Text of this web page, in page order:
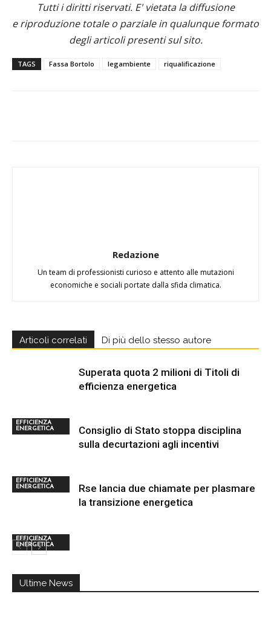
Tutti i diritti riservati. E' vietata la diffusione
e riproduzione totale o parziale in qualunque formato
degli articoli presenti sul sito.
TAGS Fassa Bortolo legambiente riqualificazione
Redazione
Un team di professionisti curioso e attento alle mutazioni
economiche e sociali portate dalla sfida climatica.
Articoli correlati Di più dello stesso autore
EFFICIENZA
ENERGETICA
Superata quota 2 milioni di Titoli di
efficienza energetica
EFFICIENZA
ENERGETICA
Consiglio di Stato stoppa disciplina
sulla decurtazioni agli incentivi
EFFICIENZA
ENERGETICA
Rse lancia due chiamate per plasmare
la transizione energetica
Ultime News